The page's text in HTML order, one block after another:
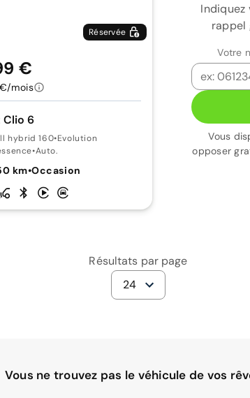
Réservée
Clio 6
hybrid 160•Evolution
•Auto.
km•Occasion
€
mois
Indiquez
rappel
Votre
Vous
opposer
Résultats par page
24
Vous ne trouvez pas le véhicule de vos